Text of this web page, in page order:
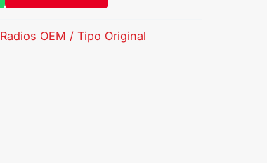
Radios OEM / Tipo Original